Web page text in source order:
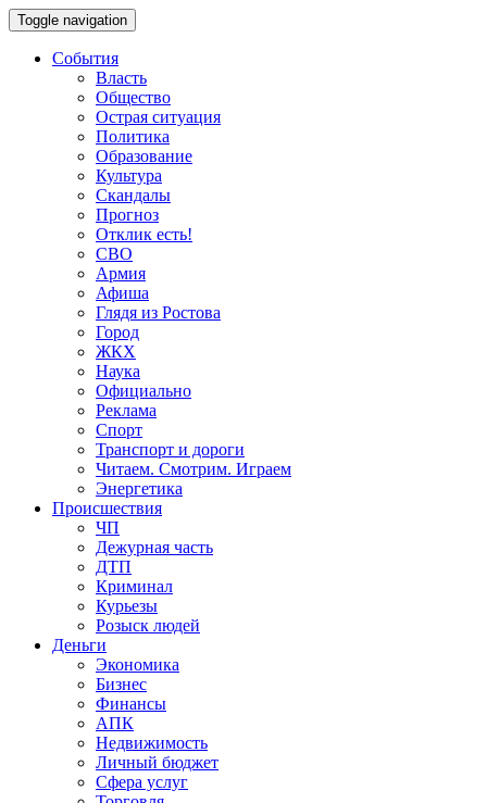
Toggle navigation
События
Власть
Общество
Острая ситуация
Политика
Образование
Культура
Скандалы
Прогноз
Отклик есть!
СВО
Армия
Афиша
Глядя из Ростова
Город
ЖКХ
Наука
Официально
Реклама
Спорт
Транспорт и дороги
Читаем. Смотрим. Играем
Энергетика
Происшествия
ЧП
Дежурная часть
ДТП
Криминал
Курьезы
Розыск людей
Деньги
Экономика
Бизнес
Финансы
АПК
Недвижимость
Личный бюджет
Сфера услуг